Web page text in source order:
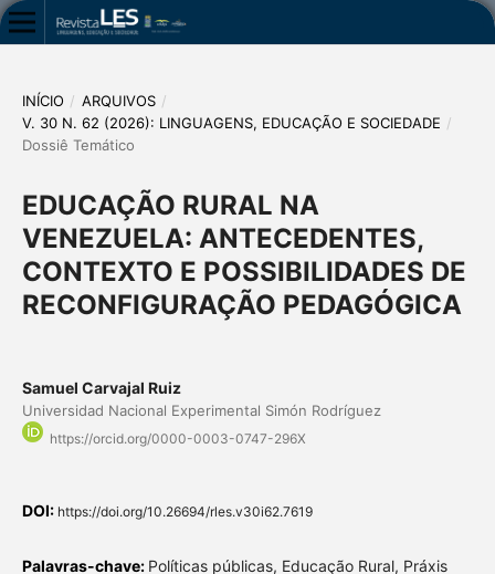
INÍCIO / ARQUIVOS /
V. 30 N. 62 (2026): LINGUAGENS, EDUCAÇÃO E SOCIEDADE /
Dossiê Temático
EDUCAÇÃO RURAL NA
VENEZUELA: ANTECEDENTES,
CONTEXTO E POSSIBILIDADES DE
RECONFIGURAÇÃO PEDAGÓGICA
Samuel Carvajal Ruiz
Universidad Nacional Experimental Simón Rodríguez
https://orcid.org/0000-0003-0747-296X
DOI: https://doi.org/10.26694/rles.v30i62.7619
Palavras-chave: Políticas públicas, Educação Rural, Práxis